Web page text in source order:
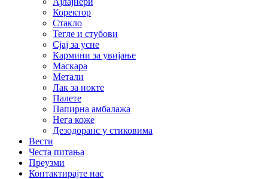
Коректор
Стакло
Тегле и стубови
Сјај за усне
Кармини за увијање
Маскара
Метали
Лак за нокте
Палете
Папирна амбалажа
Нега коже
Дезодоранс у стиковима
Вести
Честа питања
Преузми
Контактирајте нас